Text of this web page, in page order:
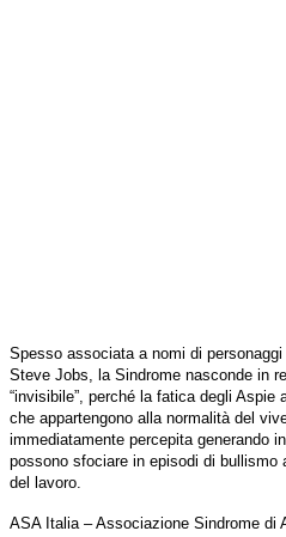
Spesso associata a nomi di
Steve Jobs, la Sindrome nasconde in
“invisibile”, perché la fatica degli Aspie
che appartengono alla normalità del
immediatamente percepita generando
possono sfociare in episodi di bullismo
del lavoro.
ASA Italia – Associazione Sindrome di